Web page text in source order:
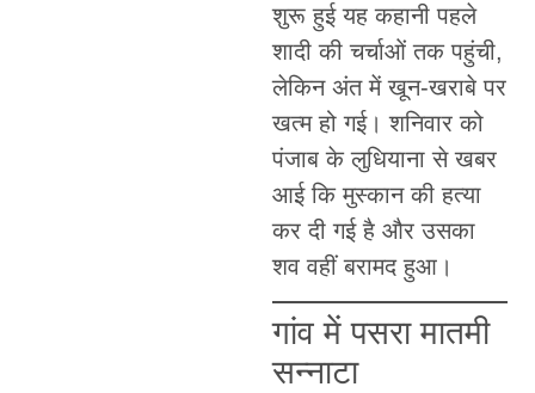
शुरू हुई यह कहानी पहले
शादी की चर्चाओं तक पहुंची,
लेकिन अंत में खून-खराबे पर
खत्म हो गई। शनिवार को
पंजाब के लुधियाना से खबर
आई कि मुस्कान की हत्या
कर दी गई है और उसका
शव वहीं बरामद हुआ।
गांव में पसरा मातमी
सन्नाटा